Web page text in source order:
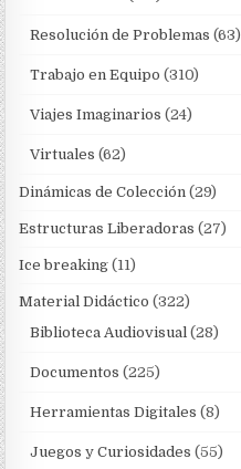
Resolución de Problemas (63)
Trabajo en Equipo (310)
Viajes Imaginarios (24)
Virtuales (62)
Dinámicas de Colección (29)
Estructuras Liberadoras (27)
Ice breaking (11)
Material Didáctico (322)
Biblioteca Audiovisual (28)
Documentos (225)
Herramientas Digitales (8)
Juegos y Curiosidades (55)